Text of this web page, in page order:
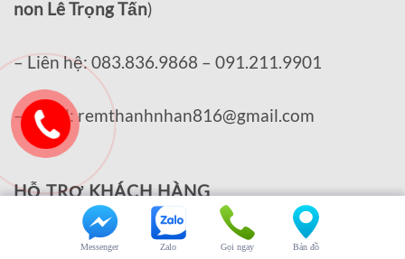
non Lê Trọng Tấn)
– Liên hệ: 083.836.9868 – 091.211.9901
– Email: remthanhnhan816@gmail.com
HỖ TRỢ KHÁCH HÀNG
Chính sách bảo mật Bản đồ
Gọi ngay
Zalo
Messenger